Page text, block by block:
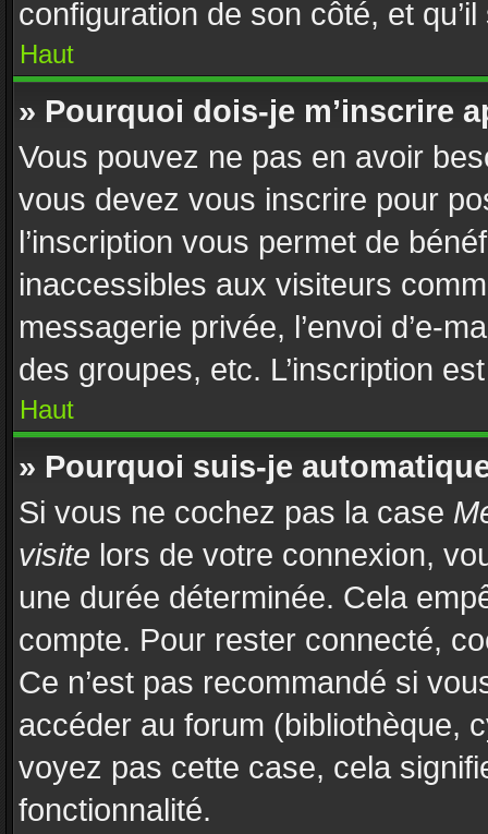
configuration de son côté, et
Haut
» Pourquoi dois-je m’inscrire
Vous pouvez ne pas en avoir
vous devez vous inscrire pour
l’inscription vous permet de
inaccessibles aux visiteurs
messagerie privée, l’envoi d’e-
des groupes, etc. L’inscription
Haut
» Pourquoi suis-je
Si vous ne cochez pas la case
visite lors de votre connexion,
une durée déterminée. Cela
compte. Pour rester connecté,
Ce n’est pas recommandé si
accéder au forum (bibliothèque,
voyez pas cette case, cela
fonctionnalité.